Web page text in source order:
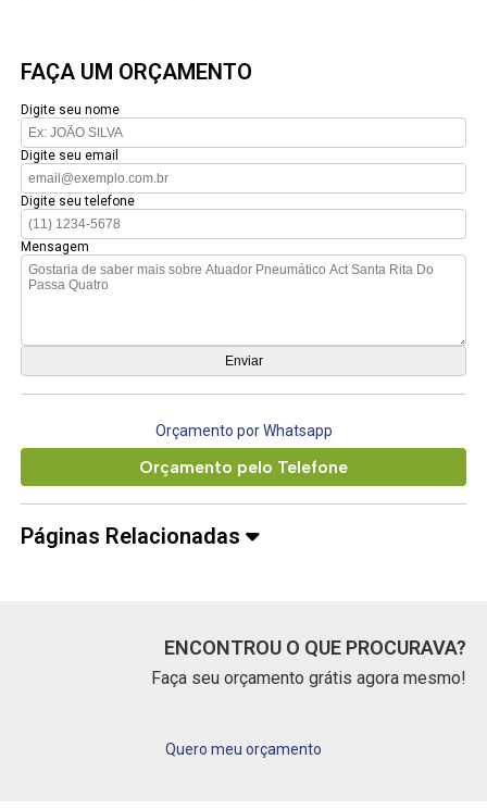
FAÇA UM ORÇAMENTO
Digite seu nome
Digite seu email
Digite seu telefone
Mensagem
Orçamento por Whatsapp
Orçamento pelo Telefone
Páginas Relacionadas
ENCONTROU O QUE PROCURAVA?
Faça seu orçamento grátis agora mesmo!
Quero meu orçamento